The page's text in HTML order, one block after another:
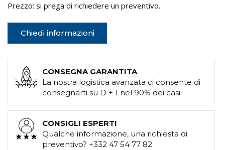
Prezzo: si prega di richiedere un preventivo.
Chiedi informazioni
CONSEGNA GARANTITA
La nostra logistica avanzata ci consente di
consegnarti su D + 1 nel 90% dei casi
CONSIGLI ESPERTI
Qualche informazione, una richiesta di
preventivo? +332 47 54 77 82